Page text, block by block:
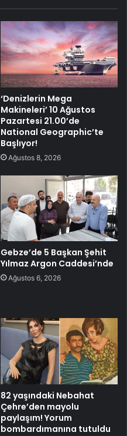
‘Denizlerin Mega
Makineleri’ 10 Ağustos
Pazartesi 21.00’de
National Geographic’te
Başlıyor!
Ağustos 8, 2026
Gebze’de 5 Başkan Şehit
Yılmaz Argon Caddesi’nde
Ağustos 6, 2026
82 yaşındaki Nebahat
Çehre’den mayolu
paylaşım! Yorum
bombardımanına tutuldu